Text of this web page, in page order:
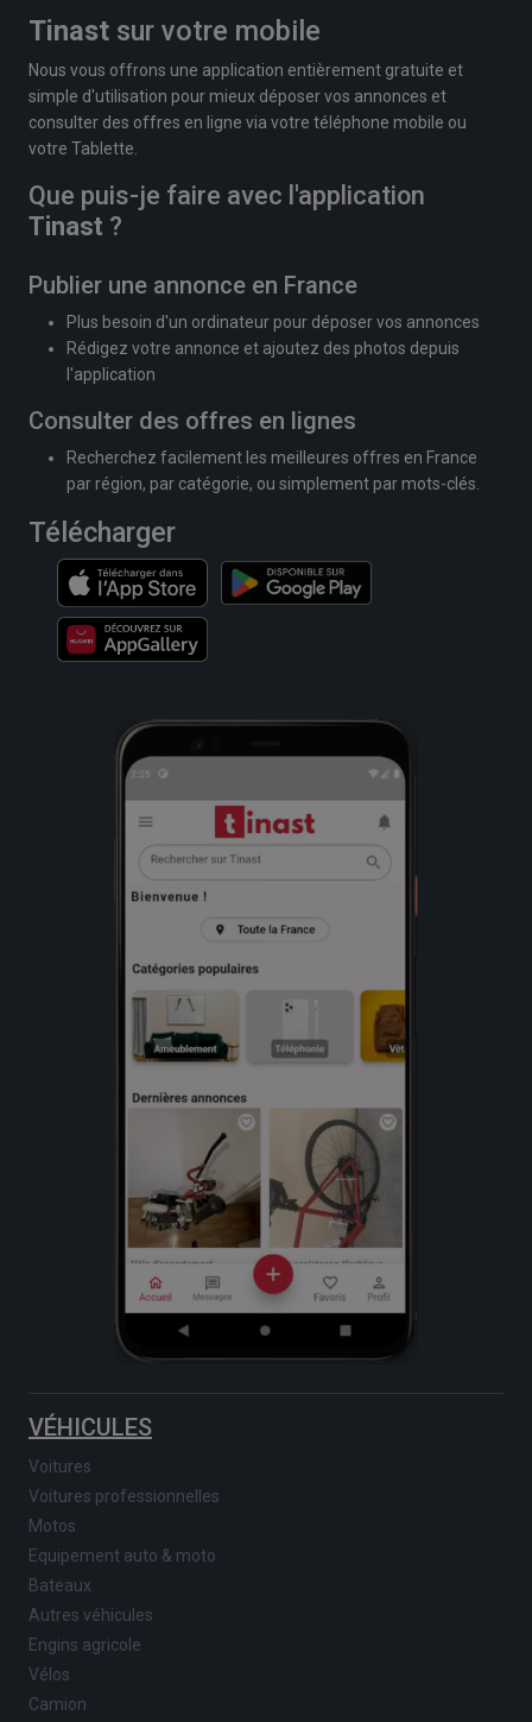
Tinast sur votre mobile
Nous vous offrons une application entièrement gratuite et
simple d'utilisation pour mieux déposer vos annonces et
consulter des offres en ligne via votre téléphone mobile ou
votre Tablette.
Que puis-je faire avec l'application
Tinast ?
Publier une annonce en France
Plus besoin d'un ordinateur pour déposer vos annonces
Rédigez votre annonce et ajoutez des photos depuis
l'application
Consulter des offres en lignes
Recherchez facilement les meilleures offres en France
par région, par catégorie, ou simplement par mots-clés.
Télécharger
VÉHICULES
Voitures
Voitures professionnelles
Motos
Equipement auto & moto
Bateaux
Autres véhicules
Engins agricole
Vélos
Camion